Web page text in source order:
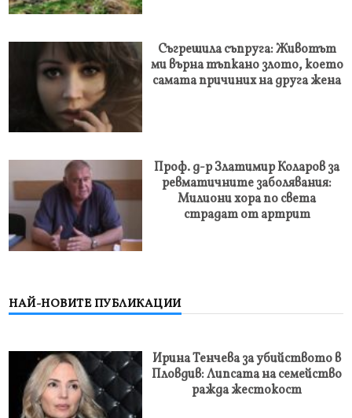
Съгрешила съпруга: Животът
ми върна тъпкано злото, което
самата причиних на друга жена
Проф. д-р Златимир Коларов за
ревматичните заболявания:
Милиони хора по света
страдат от артрит
НАЙ-НОВИТЕ ПУБЛИКАЦИИ
Ирина Тенчева за убийството в
Пловдив: Липсата на семейство
ражда жестокост